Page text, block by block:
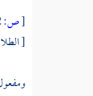
[ص:
[